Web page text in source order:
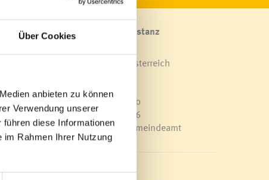
Über Cookies
anbieten zu können
Verwendung unserer
diese Informationen
im Rahmen Ihrer Nutzung
Marktgemeinde Frastanz
A-6820 Frastanz, Österreich
T0043 5522 51534-0
F 0043 5522 51534-6
E-Mail an das Gemeindeamt
Schnellzugriff